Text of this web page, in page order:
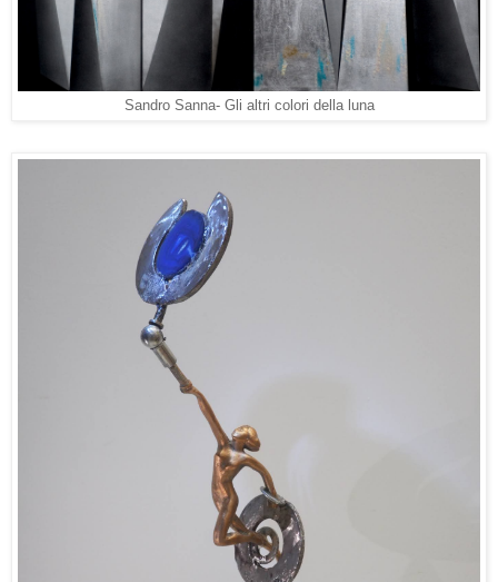
Sandro Sanna- Gli altri colori della luna